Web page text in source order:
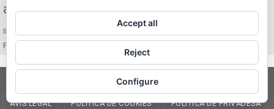
avis Rosa Fuster Serquera Santiago Diaz i Cano Sergi OlcinaSilvia Colomer
Silvia Faus Una marjal de llegendes
Pasqua!
AVÍS LEGAL POLÍTICA DE COOKIES POLÍTICA DE PRIVADESA
Accept all
Reject
Configure